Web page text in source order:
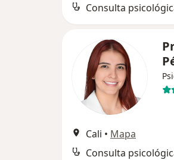
Cali • Mapa